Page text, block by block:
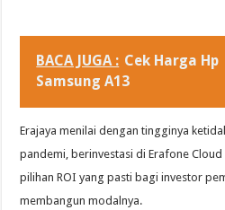
BACA JUGA : Cek Harga Hp
Samsung A13
Erajaya menilai dengan tingginya
pandemi, berinvestasi di Erafone
pilihan ROI yang pasti bagi investor
membangun modalnya.